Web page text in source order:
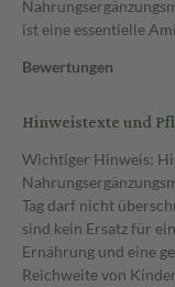
ist eine essentielle
Bewertungen
Hinweistexte und
Wichtiger Hinweis:
Tag darf nicht
sind kein Ersatz für
Ernährung und eine
Reichweite von